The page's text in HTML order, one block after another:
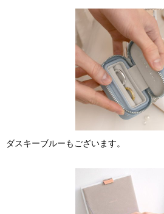
ダスキーブルーもございます。